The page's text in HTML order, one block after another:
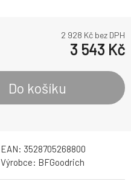
2 928 Kč bez DPH
3 543 Kč
Do košíku
EAN: 3528705268800
Výrobce: BFGoodrich